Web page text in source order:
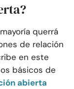
querrá
de relación
en este
básicos de
abierta